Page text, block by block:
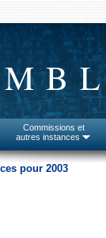
Commissions et
autres instances
pour 2003